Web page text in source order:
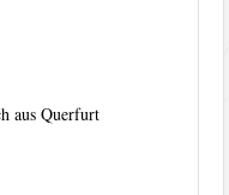
aus Querfurt